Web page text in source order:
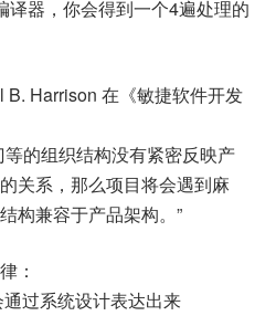
译器，你会得到一个4遍处理的
Harrison 在《敏捷软件开发
的组织结构没有紧密反映产
关系，那么项目将会遇到麻
构兼容于产品架构。”
：
过系统设计表达出来